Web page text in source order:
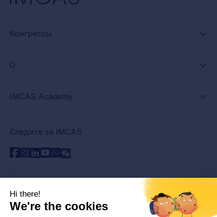
Конгрессы
О
IMCAS Academy
Следите за IMCAS
Связаться с нами